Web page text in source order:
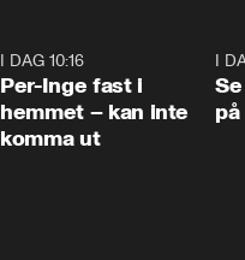
I DAG 10:16
Per-Inge fast i
hemmet – kan inte
komma ut
I